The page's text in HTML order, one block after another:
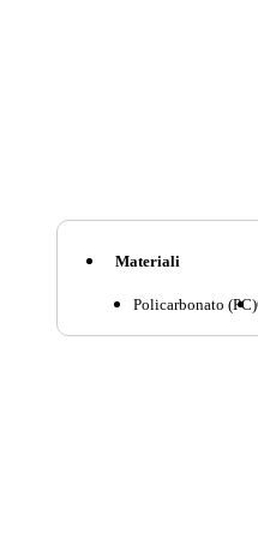
Materiali
Policarbonato (PC)